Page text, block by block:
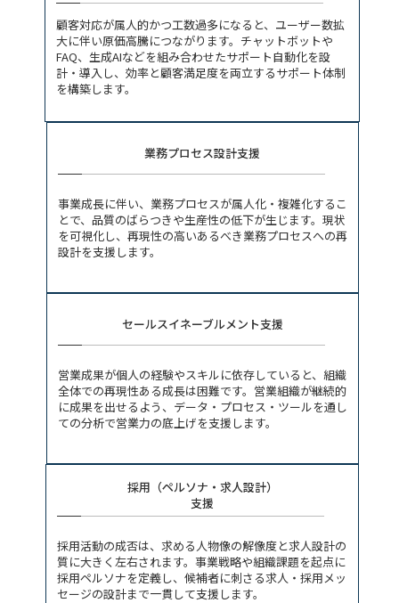
顧客対応が属人的かつ工数過多になると、ユーザー数拡
大に伴い原価高騰につながります。チャットボットや
FAQ、生成AIなどを組み合わせたサポート自動化を設
計・導入し、効率と顧客満足度を両立するサポート体制
を構築します。
業務プロセス設計支援
事業成長に伴い、業務プロセスが属人化・複雑化するこ
とで、品質のばらつきや生産性の低下が生じます。現状
を可視化し、再現性の高いあるべき業務プロセスへの再
設計を支援します。
セールスイネーブルメント支援
営業成果が個人の経験やスキルに依存していると、組織
全体での再現性ある成長は困難です。営業組織が継続的
に成果を出せるよう、データ・プロセス・ツールを通し
ての分析で営業力の底上げを支援します。
採用（ペルソナ・求人設計）
支援
採用活動の成否は、求める人物像の解像度と求人設計の
質に大きく左右されます。事業戦略や組織課題を起点に
採用ペルソナを定義し、候補者に刺さる求人・採用メッ
セージの設計まで一貫して支援します。